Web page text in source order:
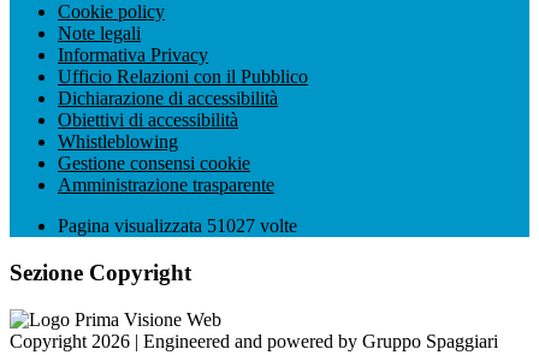
Cookie policy
Note legali
Informativa Privacy
Ufficio Relazioni con il Pubblico
Dichiarazione di accessibilità
Obiettivi di accessibilità
Whistleblowing
Gestione consensi cookie
Amministrazione trasparente
Pagina visualizzata 51027 volte
Sezione Copyright
Copyright 2026 | Engineered and powered by Gruppo Spaggiari